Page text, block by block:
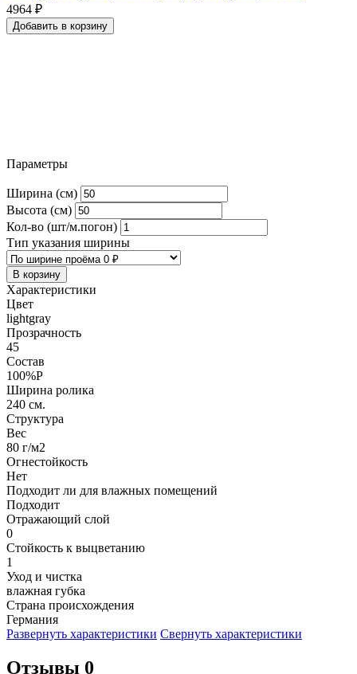
4964 ₽
Добавить в корзину
Параметры
Ширина (см)
Высота (см)
Кол-во (шт/м.погон)
Тип указания ширины
В корзину
Характеристики
Цвет
lightgray
Прозрачность
45
Состав
100%P
Ширина ролика
240 см.
Структура
Вес
80 г/м2
Огнестойкость
Нет
Подходит ли для влажных помещений
Подходит
Отражающий слой
0
Стойкость к выцветанию
1
Уход и чистка
влажная губка
Страна происхождения
Германия
Развернуть характеристики Свернуть характеристики
Отзывы 0